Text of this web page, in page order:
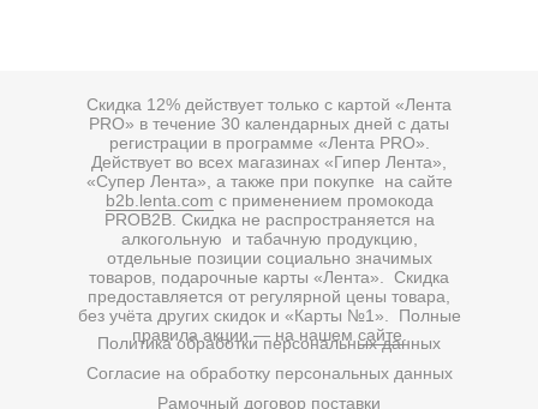
Политика обработки персональных данных
Согласие на обработку персональных данных
Рамочный договор поставки
Скидка 12% действует только с картой «Лента
PRO» в течение 30 календарных дней с даты
регистрации в программе «Лента PRO».
Действует во всех магазинах «Гипер Лента»,
«Супер Лента», а также при покупке на сайте
b2b.lenta.com с применением промокода
PROB2B. Скидка не распространяется на
алкогольную и табачную продукцию,
отдельные позиции социально значимых
товаров, подарочные карты «Лента». Скидка
предоставляется от регулярной цены товара,
без учёта других скидок и «Карты №1». Полные
правила акции — на нашем сайте